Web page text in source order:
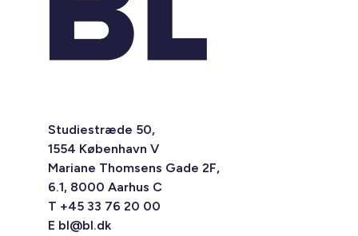
Studiestræde 50,
1554 København V
Mariane Thomsens Gade 2F,
6.1, 8000 Aarhus C
T +45 33 76 20 00
E bl@bl.dk